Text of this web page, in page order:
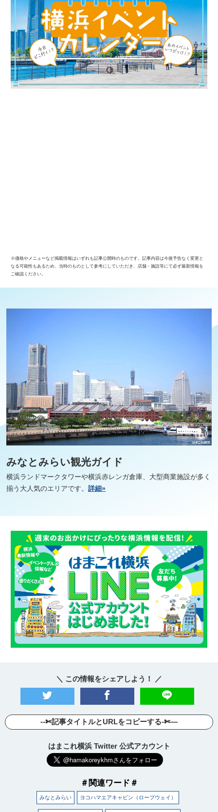
※価格やメニューなど掲載情報はいずれも記事公開時のものです。記事内容は今後予告なく変更と
なる可能性もあるため、当時のものとして参考にしていただき、店舗・施設等にて必ず最新情報を
ご確認ください。
みなとみらい観光ガイド
横浜ランドマークタワーや横浜赤レンガ倉庫、大型商業施設が多く
揃う大人気のエリアです。詳細»
＼ この情報をシェアしよう！ ／
--✄記事タイトルとURLをコピーする-✄—
はまこれ横浜 Twitter 公式アカウント
＃関連ワード＃
みなとみらい ヨコハマエアキャビン（ロープウェイ）